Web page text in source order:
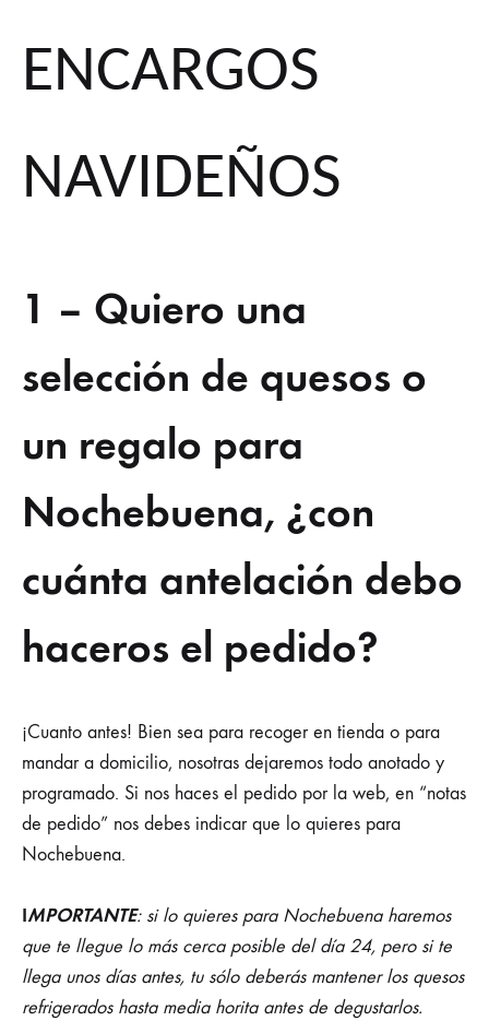
ENCARGOS
NAVIDEÑOS
1 – Quiero una
selección de quesos o
un regalo para
Nochebuena, ¿con
cuánta antelación debo
haceros el pedido?
¡Cuanto antes! Bien sea para recoger en tienda o para
mandar a domicilio, nosotras dejaremos todo anotado y
programado. Si nos haces el pedido por la web, en “notas
de pedido” nos debes indicar que lo quieres para
Nochebuena.
IMPORTANTE: si lo quieres para Nochebuena haremos
que te llegue lo más cerca posible del día 24, pero si te
llega unos días antes, tu sólo deberás mantener los quesos
refrigerados hasta media horita antes de degustarlos.